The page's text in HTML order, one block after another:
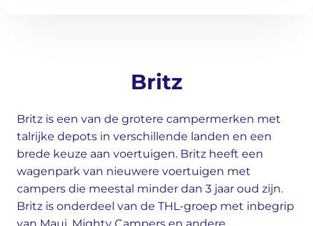
Britz
Britz is een van de grotere campermerken met
talrijke depots in verschillende landen en een
brede keuze aan voertuigen. Britz heeft een
wagenpark van nieuwere voertuigen met
campers die meestal minder dan 3 jaar oud zijn.
Britz is onderdeel van de THL-groep met inbegrip